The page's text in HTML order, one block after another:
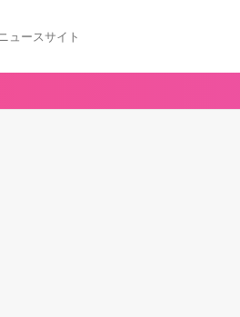
ュースサイト